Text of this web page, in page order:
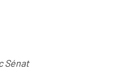
Sénat